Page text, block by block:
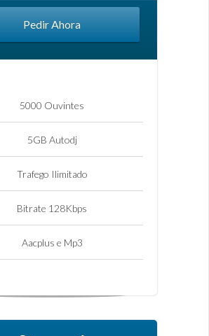
Pedir Ahora
5000 Ouvintes
5GB Autodj
Trafego Ilimitado
Bitrate 128Kbps
Aacplus e Mp3